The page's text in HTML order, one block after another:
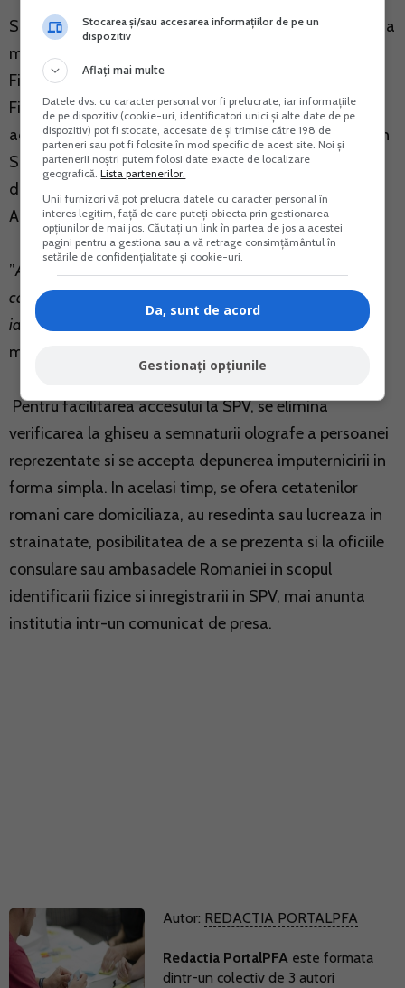
S-a decis si majorarea termenelor de pastrare in SPV a
mai multor documente emise de catre Ministerul
Finantelor Publice/Agentia Nationala de Administrare
Fiscala, prin corelare cu durata de valabilitate a
acestora. De asemenea, pe viitor se vor implementa in
SPV modelele declaratiilor, cererilor sau ale altor
documente emise de Agentia Nationala de
Administrare Fiscala.
”Am promis o simplificare a relatiei cu ANAF si eliminarea
cat mai multor hartii din viata contribuabilului roman si
iata ca ma tin de cuvant
", a spus Eugen Teodorovici,
ministrul Finantelor Publice.
Pentru facilitarea accesului la SPV, se elimina
verificarea la ghiseu a semnaturii olografe a persoanei
reprezentate si se accepta depunerea imputernicirii in
forma simpla. In acelasi timp, se ofera cetatenilor
romani care domiciliaza, au resedinta sau lucreaza in
strainatate, posibilitatea de a se prezenta si la oficiile
consulare sau ambasadele Romaniei in scopul
identificarii fizice si inregistrarii in SPV, mai anunta
institutia intr-un comunicat de presa.
Autor: REDACTIA PORTALPFA
Redactia PortalPFA este formata
dintr-un colectiv de 3 autori
Stocarea și/sau accesarea informațiilor de pe un
dispozitiv
Aflați mai multe
Datele dvs. cu caracter personal vor fi prelucrate, iar informațiile
de pe dispozitiv (cookie-uri, identificatori unici și alte date de pe
dispozitiv) pot fi stocate, accesate de și trimise către 198 de
parteneri sau pot fi folosite în mod specific de acest site. Noi și
partenerii noștri putem folosi date exacte de localizare
geografică.Lista partenerilor.
Unii furnizori vă pot prelucra datele cu caracter personal în
interes legitim, față de care puteți obiecta prin gestionarea
opțiunilor de mai jos. Căutați un link în partea de jos a acestei
pagini pentru a gestiona sau a vă retrage consimțământul în
setările de confidențialitate și cookie-uri.
Da, sunt de acord
Gestionați opțiunile